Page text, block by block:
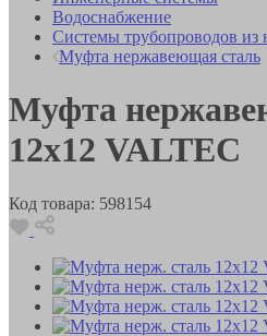
Водоснабжение
Системы трубопроводов из
Муфта нержавеющая сталь
Муфта
12х12 VALTEC
Код товара: 598154